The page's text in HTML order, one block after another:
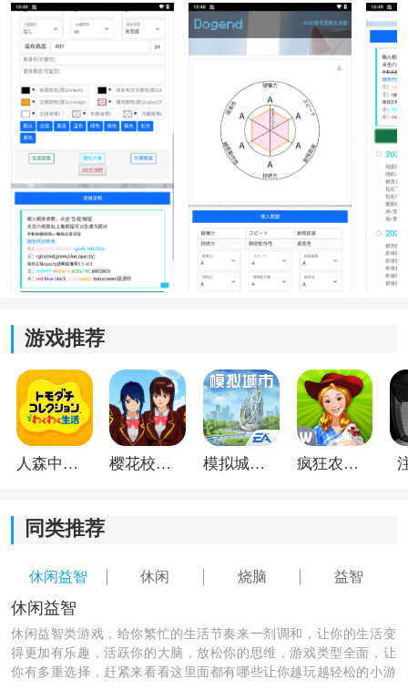
游戏亮点：
1、参数设定：
在右侧界面输入替身名称、能力描述以及六维属性等关
键数值，个性化定制你的专属替身。
2、生成与预览：
点击“生成”按钮后，系统会即时生成一个可视化的JOJO
风格六维能力图，让你直观看到替身效果。
3、导出保存：
点击六维图右上角的下载图标，即可将生成的面板保存
为高清图片，便于分享或二次创作。
游戏推荐
人森中文版 樱花校园模拟器1.048.00中文版 模拟城市我是巿长联机版 疯狂农场3美国派19
同类推荐
休闲益智 休闲 烧脑 益智
休闲益智
休闲益智类游戏，给你繁忙的生活节奏来一剂调和，让你的生活变
得更加有乐趣，活跃你的大脑，放松你的思维，游戏类型全面，让
你有多重选择，赶紧来看看这里面都有哪些让你越玩越轻松的小游